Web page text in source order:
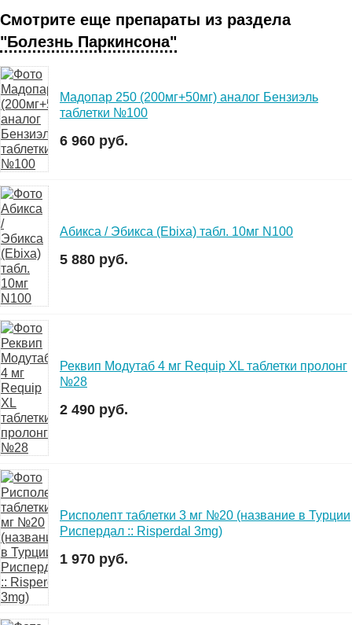
Смотрите еще препараты из раздела
"Болезнь Паркинсона"
Мадопар 250 (200мг+50мг) аналог Бензиэль
таблетки №100
6 960 руб.
Абикса / Эбикса (Ebixa) табл. 10мг N100
5 880 руб.
Реквип Модутаб 4 мг Requip XL таблетки пролонг
№28
2 490 руб.
Рисполепт таблетки 3 мг №20 (название в Турции
Риспердал :: Risperdal 3mg)
1 970 руб.